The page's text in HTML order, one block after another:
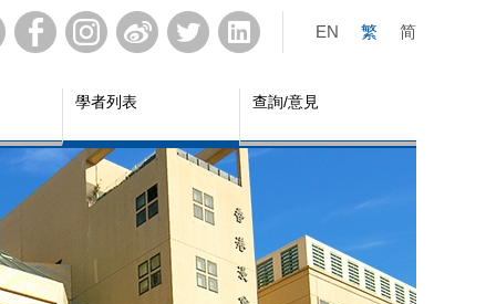
EN 繁 简
學者列表 查詢/意見